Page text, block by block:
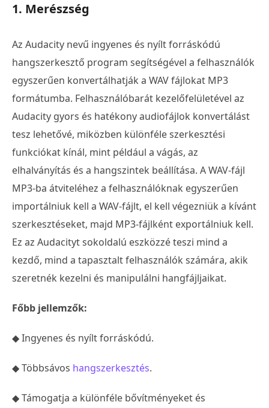
1. Merészség
Az Audacity nevű ingyenes és nyílt forráskódú
hangszerkesztő program segítségével a felhasználók
egyszerűen konvertálhatják a WAV fájlokat MP3
formátumba. Felhasználóbarát kezelőfelületével az
Audacity gyors és hatékony audiofájlok konvertálást
tesz lehetővé, miközben különféle szerkesztési
funkciókat kínál, mint például a vágás, az
elhalványítás és a hangszintek beállítása. A WAV-fájl
MP3-ba átviteléhez a felhasználóknak egyszerűen
importálniuk kell a WAV-fájlt, el kell végezniük a kívánt
szerkesztéseket, majd MP3-fájlként exportálniuk kell.
Ez az Audacityt sokoldalú eszközzé teszi mind a
kezdő, mind a tapasztalt felhasználók számára, akik
szeretnék kezelni és manipulálni hangfájljaikat.
Főbb jellemzők:
◆ Ingyenes és nyílt forráskódú.
◆ Többsávos hangszerkesztés.
◆ Támogatja a különféle bővítményeket és